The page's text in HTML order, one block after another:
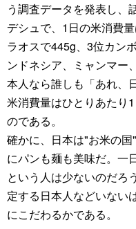
う調査データを発表し、
デシュで、1日の米消費
ラオスで445g、3位カン
ンドネシア、ミャンマ
本人なら誰しも「あれ、
米消費量はひとりあた
のである。
確かに、日本は"お米の
にパンも麺も美味だ。一
という人は少ないのだろ
定する日本人などいな
にこだわるかである。